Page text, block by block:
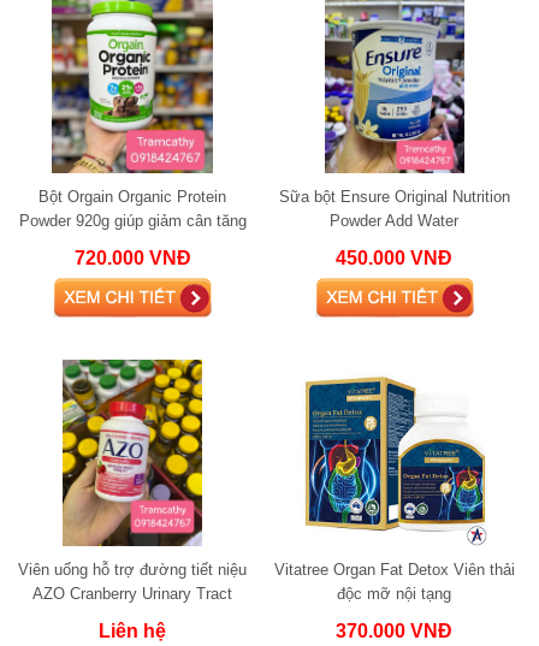
Bột Orgain Organic Protein
Powder 920g giúp giảm cân tăng
720.000 VNĐ
Sữa bột Ensure Original Nutrition
Powder Add Water
450.000 VNĐ
Viên uống hỗ trợ đường tiết niệu
AZO Cranberry Urinary Tract
Liên hệ
Vitatree Organ Fat Detox Viên thải
độc mỡ nội tạng
370.000 VNĐ